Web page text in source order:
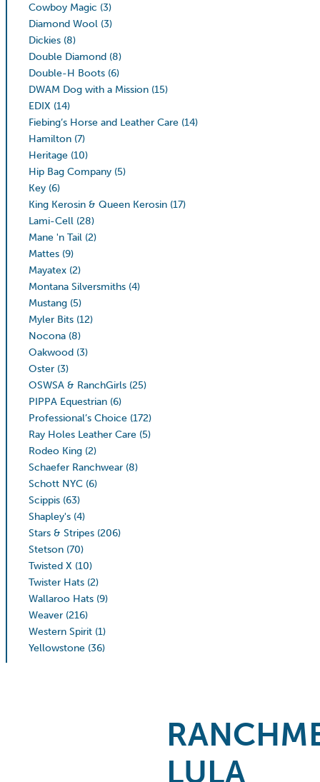
Cowboy Magic (3)
Diamond Wool (3)
Dickies (8)
Double Diamond (8)
Double-H Boots (6)
DWAM Dog with a Mission (15)
EDIX (14)
Fiebing’s Horse and Leather Care (14)
Hamilton (7)
Heritage (10)
Hip Bag Company (5)
Key (6)
King Kerosin & Queen Kerosin (17)
Lami-Cell (28)
Mane 'n Tail (2)
Mattes (9)
Mayatex (2)
Montana Silversmiths (4)
Mustang (5)
Myler Bits (12)
Nocona (8)
Oakwood (3)
Oster (3)
OSWSA & RanchGirls (25)
PIPPA Equestrian (6)
Professional’s Choice (172)
Ray Holes Leather Care (5)
Rodeo King (2)
Schaefer Ranchwear (8)
Schott NYC (6)
Scippis (63)
Shapley's (4)
Stars & Stripes (206)
Stetson (70)
Twisted X (10)
Twister Hats (2)
Wallaroo Hats (9)
Weaver (216)
Western Spirit (1)
Yellowstone (36)
LULA